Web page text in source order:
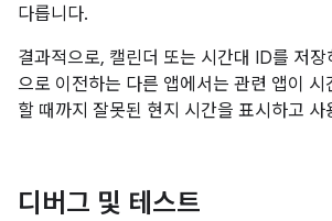
다릅니다.
결과적으로, 캘린더 또는 시간대 ID를 저
으로 이전하는 다른 앱에서는 관련 앱이
할 때까지 잘못된 현지 시간을 표시하고 사
디버그 및 테스트